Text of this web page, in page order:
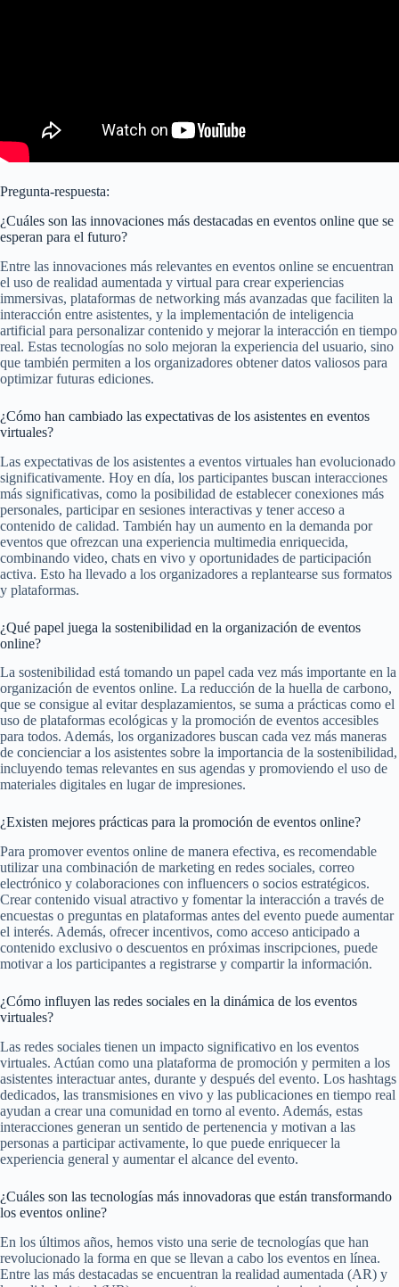
Pregunta-respuesta:
¿Cuáles son las innovaciones más destacadas en eventos online que se
esperan para el futuro?
Entre las innovaciones más relevantes en eventos online se encuentran
el uso de realidad aumentada y virtual para crear experiencias
immersivas, plataformas de networking más avanzadas que faciliten la
interacción entre asistentes, y la implementación de inteligencia
artificial para personalizar contenido y mejorar la interacción en tiempo
real. Estas tecnologías no solo mejoran la experiencia del usuario, sino
que también permiten a los organizadores obtener datos valiosos para
optimizar futuras ediciones.
¿Cómo han cambiado las expectativas de los asistentes en eventos
virtuales?
Las expectativas de los asistentes a eventos virtuales han evolucionado
significativamente. Hoy en día, los participantes buscan interacciones
más significativas, como la posibilidad de establecer conexiones más
personales, participar en sesiones interactivas y tener acceso a
contenido de calidad. También hay un aumento en la demanda por
eventos que ofrezcan una experiencia multimedia enriquecida,
combinando video, chats en vivo y oportunidades de participación
activa. Esto ha llevado a los organizadores a replantearse sus formatos
y plataformas.
¿Qué papel juega la sostenibilidad en la organización de eventos
online?
La sostenibilidad está tomando un papel cada vez más importante en la
organización de eventos online. La reducción de la huella de carbono,
que se consigue al evitar desplazamientos, se suma a prácticas como el
uso de plataformas ecológicas y la promoción de eventos accesibles
para todos. Además, los organizadores buscan cada vez más maneras
de concienciar a los asistentes sobre la importancia de la sostenibilidad,
incluyendo temas relevantes en sus agendas y promoviendo el uso de
materiales digitales en lugar de impresiones.
¿Existen mejores prácticas para la promoción de eventos online?
Para promover eventos online de manera efectiva, es recomendable
utilizar una combinación de marketing en redes sociales, correo
electrónico y colaboraciones con influencers o socios estratégicos.
Crear contenido visual atractivo y fomentar la interacción a través de
encuestas o preguntas en plataformas antes del evento puede aumentar
el interés. Además, ofrecer incentivos, como acceso anticipado a
contenido exclusivo o descuentos en próximas inscripciones, puede
motivar a los participantes a registrarse y compartir la información.
¿Cómo influyen las redes sociales en la dinámica de los eventos
virtuales?
Las redes sociales tienen un impacto significativo en los eventos
virtuales. Actúan como una plataforma de promoción y permiten a los
asistentes interactuar antes, durante y después del evento. Los hashtags
dedicados, las transmisiones en vivo y las publicaciones en tiempo real
ayudan a crear una comunidad en torno al evento. Además, estas
interacciones generan un sentido de pertenencia y motivan a las
personas a participar activamente, lo que puede enriquecer la
experiencia general y aumentar el alcance del evento.
¿Cuáles son las tecnologías más innovadoras que están transformando
los eventos online?
En los últimos años, hemos visto una serie de tecnologías que han
revolucionado la forma en que se llevan a cabo los eventos en línea.
Entre las más destacadas se encuentran la realidad aumentada (AR) y